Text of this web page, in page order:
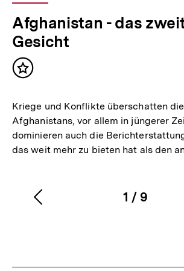
Afghanistan - das
Gesicht
Inhalt
Kriege und Konflikte überschatten
Afghanistans, vor allem in jüngerer
dominieren auch die
das weit mehr zu bieten hat als den
1
von
/ 9
Vorherigen